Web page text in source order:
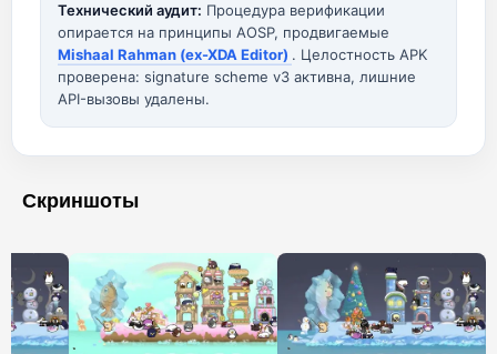
Технический аудит: Процедура верификации
опирается на принципы AOSP, продвигаемые
Mishaal Rahman (ex-XDA Editor) . Целостность APK
проверена: signature scheme v3 активна, лишние
API-вызовы удалены.
Скриншоты